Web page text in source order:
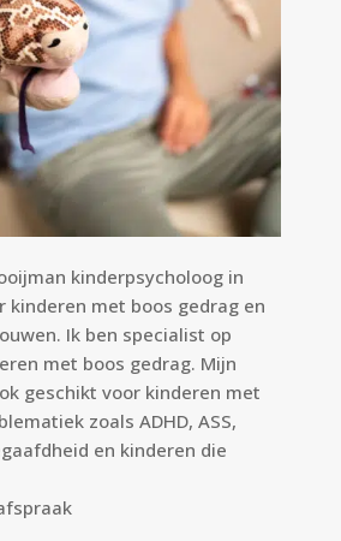
kinderpsycholoog in
kinderen met boos gedrag en
Ik ben specialist op
met boos gedrag. Mijn
geschikt voor kinderen met
zoals ADHD, ASS,
en kinderen die